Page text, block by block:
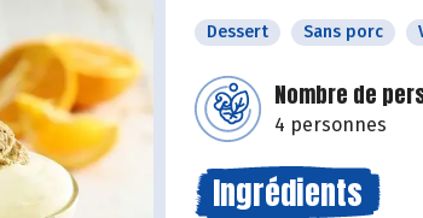
Dessert Sans porc
Nombre de
4 personnes
Ingrédients